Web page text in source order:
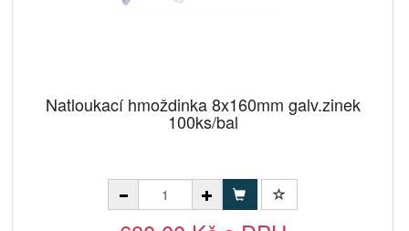
Natloukací hmoždinka 8x160mm galv.zinek
100ks/bal